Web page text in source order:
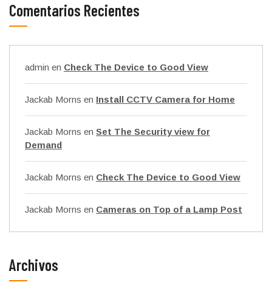
Comentarios Recientes
admin en Check The Device to Good View
Jackab Morns en Install CCTV Camera for Home
Jackab Morns en Set The Security view for
Demand
Jackab Morns en Check The Device to Good View
Jackab Morns en Cameras on Top of a Lamp Post
Archivos